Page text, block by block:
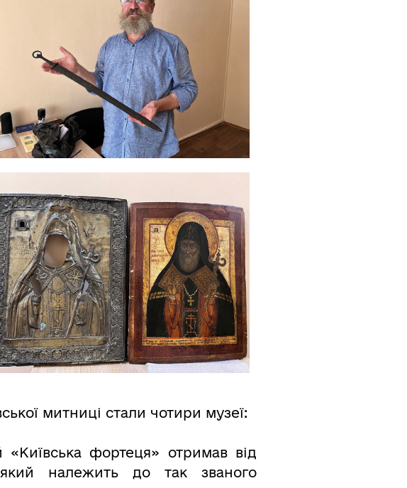
митниці стали чотири музеї:
«Київська фортеця» отримав від
належить до так званого